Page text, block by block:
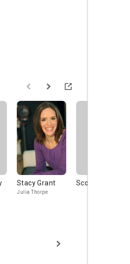
Stacy Grant
Julia Thorpe
Scott Heind